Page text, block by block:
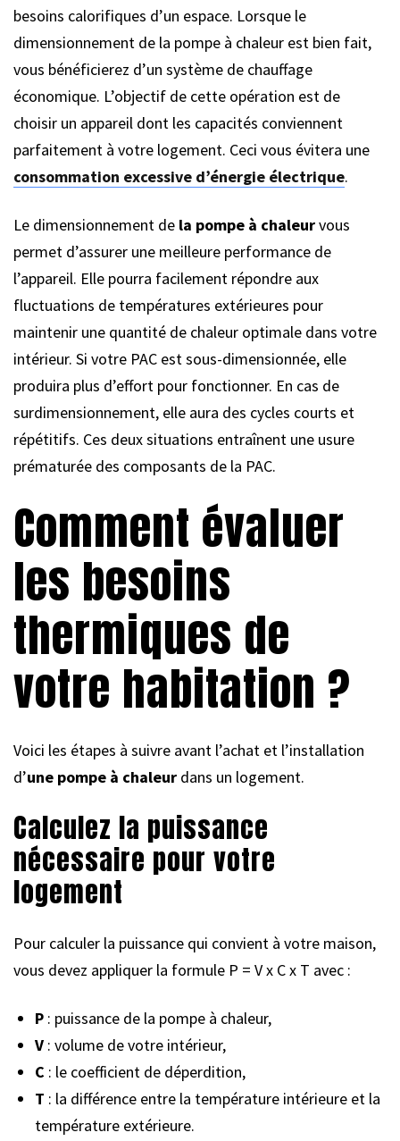
besoins calorifiques d’un espace. Lorsque le
dimensionnement de la pompe à chaleur est bien fait,
vous bénéficierez d’un système de chauffage
économique. L’objectif de cette opération est de
choisir un appareil dont les capacités conviennent
parfaitement à votre logement. Ceci vous évitera une
consommation excessive d’énergie électrique.
Le dimensionnement de la pompe à chaleurvous
permet d’assurer une meilleure performance de
l’appareil. Elle pourra facilement répondre aux
fluctuations de températures extérieures pour
maintenir une quantité de chaleur optimale dans votre
intérieur. Si votre PAC est sous-dimensionnée, elle
produira plus d’effort pour fonctionner. En cas de
surdimensionnement, elle aura des cycles courts et
répétitifs. Ces deux situations entraînent une usure
prématurée des composants de la PAC.
Comment évaluer
les besoins
thermiques de
votre habitation ?
Voici les étapes à suivre avant l’achat et l’installation
d’une pompe à chaleur dans un logement.
Calculez la puissance
nécessaire pour votre
logement
Pour calculer la puissance qui convient à votre maison,
vous devez appliquer la formule P = V x C x T avec :
P : puissance de la pompe à chaleur,
V : volume de votre intérieur,
C : le coefficient de déperdition,
T : la différence entre la température intérieure et la
température extérieure.